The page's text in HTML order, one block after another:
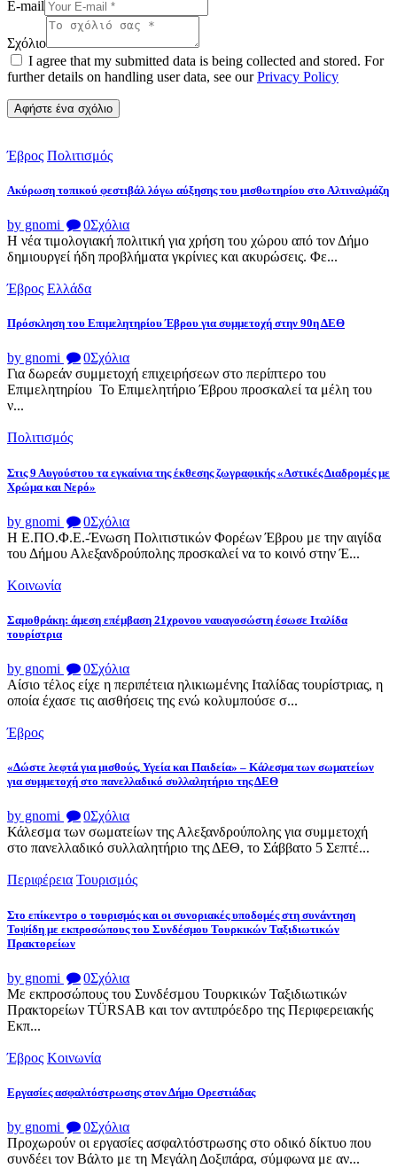
E-mail
Σχόλιο
I agree that my submitted data is being collected and stored. For
further details on handling user data, see ourPrivacy Policy
Έβρος Πολιτισμός
Ακύρωση τοπικού φεστιβάλ λόγω αύξησης του μισθωτηρίου στο Αλτιναλμάζη
by gnomi 0Σχόλια
Η νέα τιμολογιακή πολιτική για χρήση του χώρου από τον Δήμο
δημιουργεί ήδη προβλήματα γκρίνιες και ακυρώσεις. Φε...
Έβρος Ελλάδα
Πρόσκληση του Επιμελητηρίου Έβρου για συμμετοχή στην 90η ΔΕΘ
by gnomi 0Σχόλια
Για δωρεάν συμμετοχή επιχειρήσεων στο περίπτερο του
Επιμελητηρίου Το Επιμελητήριο Έβρου προσκαλεί τα μέλη του
ν...
Πολιτισμός
Στις 9 Αυγούστου τα εγκαίνια της έκθεσης ζωγραφικής «Αστικές Διαδρομές με
Χρώμα και Νερό»
by gnomi 0Σχόλια
Η Ε.ΠΟ.Φ.Ε.-Ένωση Πολιτιστικών Φορέων Έβρου με την αιγίδα
του Δήμου Αλεξανδρούπολης προσκαλεί να το κοινό στην Έ...
Κοινωνία
Σαμοθράκη: άμεση επέμβαση 21χρονου ναυαγοσώστη έσωσε Ιταλίδα
τουρίστρια
by gnomi 0Σχόλια
Αίσιο τέλος είχε η περιπέτεια ηλικιωμένης Ιταλίδας τουρίστριας, η
οποία έχασε τις αισθήσεις της ενώ κολυμπούσε σ...
Έβρος
«Δώστε λεφτά για μισθούς, Υγεία και Παιδεία» – Κάλεσμα των σωματείων
για συμμετοχή στο πανελλαδικό συλλαλητήριο της ΔΕΘ
by gnomi 0Σχόλια
Κάλεσμα των σωματείων της Αλεξανδρούπολης για συμμετοχή
στο πανελλαδικό συλλαλητήριο της ΔΕΘ, το Σάββατο 5 Σεπτέ...
Περιφέρεια Τουρισμός
Στο επίκεντρο ο τουρισμός και οι συνοριακές υποδομές στη συνάντηση
Τοψίδη με εκπροσώπους του Συνδέσμου Τουρκικών Ταξιδιωτικών
Πρακτορείων
by gnomi 0Σχόλια
Με εκπροσώπους του Συνδέσμου Τουρκικών Ταξιδιωτικών
Πρακτορείων TÜRSAB και τον αντιπρόεδρο της Περιφερειακής
Εκπ...
Έβρος Κοινωνία
Εργασίες ασφαλτόστρωσης στον Δήμο Ορεστιάδας
by gnomi 0Σχόλια
Προχωρούν οι εργασίες ασφαλτόστρωσης στο οδικό δίκτυο που
συνδέει τον Βάλτο με τη Μεγάλη Δοξιπάρα, σύμφωνα με αν...